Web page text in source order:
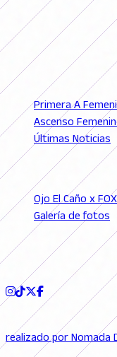
© 2026 FutFemGol.
LIGAS
Primera A
Ascenso
Últimas Noticias
SECCIONES
Ojo El Caño x FOX
Galería de fotos
Podcast
SEGUINOS
© 2026 FutFemGol.
realizado por Nomada